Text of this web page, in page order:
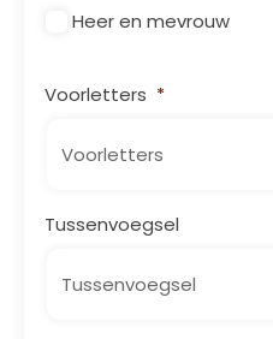
Heer en mevrouw
Voorletters *
Tussenvoegsel